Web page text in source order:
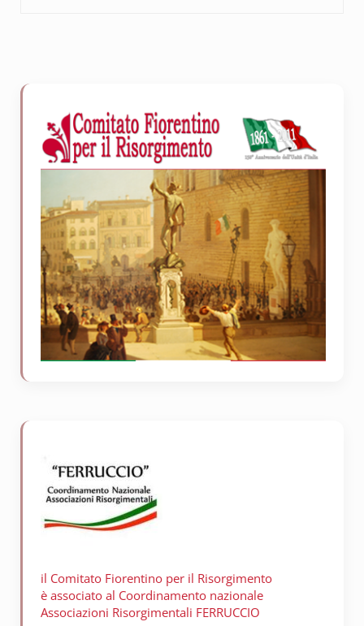
Sidebar
il Comitato Fiorentino per il Risorgimento
è associato al Coordinamento nazionale
Associazioni Risorgimentali FERRUCCIO